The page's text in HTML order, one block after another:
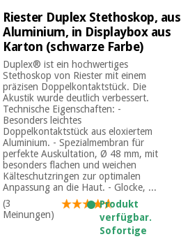
Riester Duplex Stethoskop, aus
Aluminium, in Displaybox aus
Karton (schwarze Farbe)
Duplex® ist ein hochwertiges
Stethoskop von Riester mit einem
präzisen Doppelkontaktstück. Die
Akustik wurde deutlich verbessert.
Technische Eigenschaften: -
Besonders leichtes
Doppelkontaktstück aus eloxiertem
Aluminium. - Spezialmembran für
perfekte Auskultation, Ø 48 mm, mit
besonders flachen und weichen
Kälteschutzringen zur optimalen
Anpassung an die Haut. - Glocke, ...
(3
Meinungen)
Produkt
verfügbar.
Sofortige